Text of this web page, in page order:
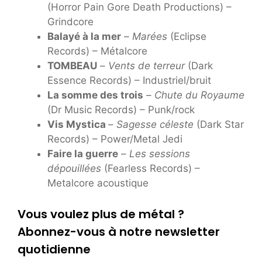
(Horror Pain Gore Death Productions) –
Grindcore
Balayé à la mer – Marées (Eclipse
Records) – Métalcore
TOMBEAU – Vents de terreur(Dark
Essence Records) – Industriel/bruit
La somme des trois – Chute du Royaume
(Dr Music Records) – Punk/rock
Vis Mystica – Sagesse céleste (Dark Star
Records) – Power/Metal Jedi
Faire la guerre – Les sessions
dépouillées (Fearless Records) –
Metalcore acoustique
Vous voulez plus de métal ?
Abonnez-vous à notre newsletter
quotidienne